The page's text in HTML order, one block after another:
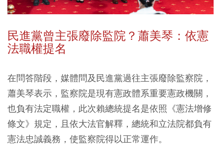
民進黨曾主張廢除監院？蕭美琴：依憲
法職權提名
在問答階段，媒體問及民進黨過往主張廢除監察院，
蕭美琴表示，監察院是現有憲政體系重要憲政機關，
也負有法定職權，此次賴總統提名是依照《憲法增修
條文》規定，且依大法官解釋，總統和立法院都負有
憲法忠誠義務，使監察院得以正常運作。